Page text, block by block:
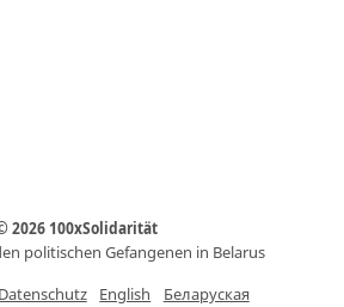
2026 100xSolidarität
politischen Gefangenen in Belarus
Datenschutz English Беларуская